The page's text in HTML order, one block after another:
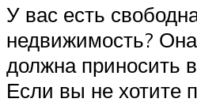
У вас есть
недвижимость?
должна приносить
Если вы не хотите